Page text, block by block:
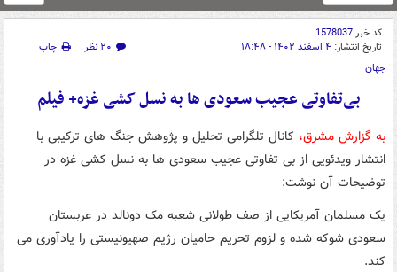
کد خبر1578037
تاریخ انتشار: ۴ اسفند ۱۴۰۲ - ۱۸:۴۸ ۲۰ نظر
چاپ
جهان
بی‌تفاوتی عجیب سعودی ها به نسل کشی غزه+ فیلم
به گزارش مشرق، کانال تلگرامی تحلیل و پژوهش جنگ های ترکیبی با
انتشار ویدئویی از بی تفاوتی عجیب سعودی ها به نسل کشی غزه در
توضیحات آن نوشت:
یک مسلمان آمریکایی از صف طولانی شعبه مک دونالد در عربستان
سعودی شوکه شده و لزوم تحریم حامیان رژیم صهیونیستی را یادآوری می
کند.